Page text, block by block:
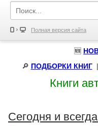
Полная версия сайта
🆕
🔎 ПОДБОРКИ КНИГ|
Книги
Сегодня и